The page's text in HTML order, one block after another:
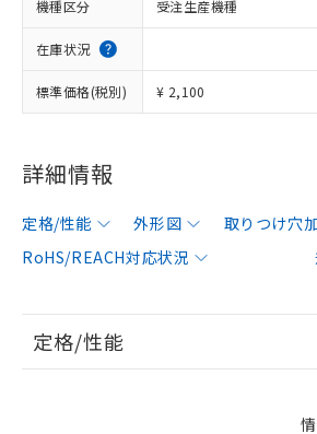
機種区分 受注生産機種
在庫状況
標準価格(税別) ¥ 2,100
詳細情報
定格/性能 外形図 取りつけ穴
RoHS/REACH対応状況
定格/性能